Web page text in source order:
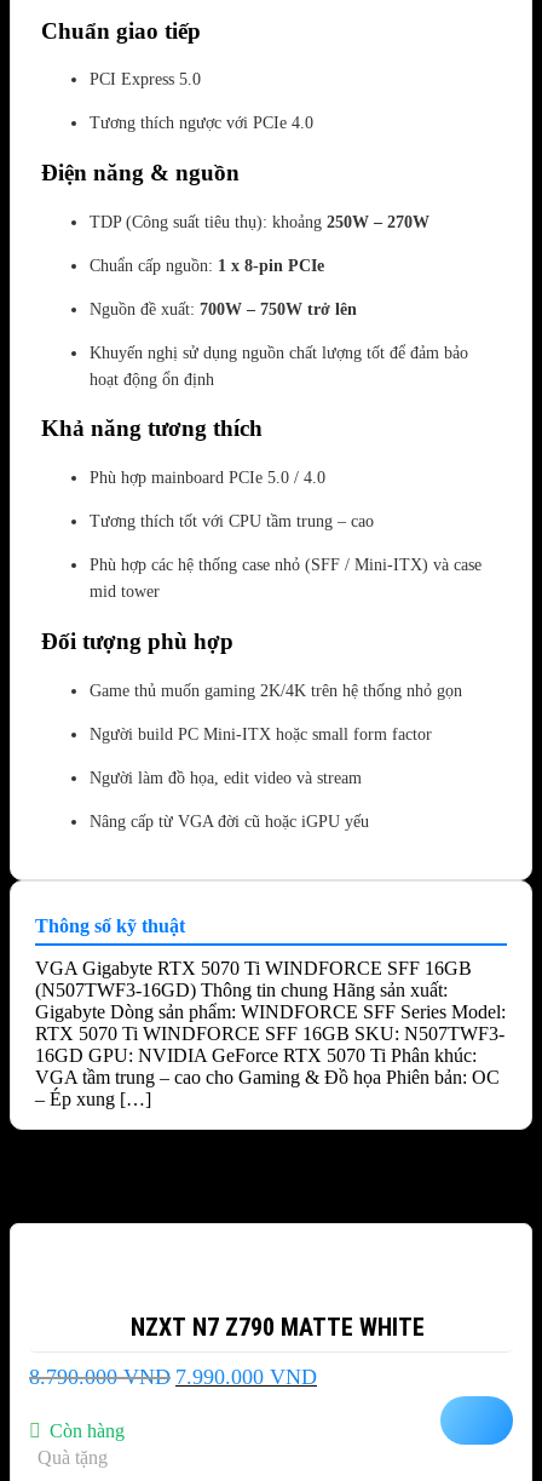
Chuẩn giao tiếp
PCI Express 5.0
Tương thích ngược với PCIe 4.0
Điện năng & nguồn
TDP (Công suất tiêu thụ): khoảng 250W – 270W
Chuẩn cấp nguồn: 1 x 8-pin PCIe
Nguồn đề xuất: 700W – 750W trở lên
Khuyến nghị sử dụng nguồn chất lượng tốt để đảm bảo
hoạt động ổn định
Khả năng tương thích
Phù hợp mainboard PCIe 5.0 / 4.0
Tương thích tốt với CPU tầm trung – cao
Phù hợp các hệ thống case nhỏ (SFF / Mini-ITX) và case
mid tower
Đối tượng phù hợp
Game thủ muốn gaming 2K/4K trên hệ thống nhỏ gọn
Người build PC Mini-ITX hoặc small form factor
Người làm đồ họa, edit video và stream
Nâng cấp từ VGA đời cũ hoặc iGPU yếu
Thông số kỹ thuật
VGA Gigabyte RTX 5070 Ti WINDFORCE SFF 16GB
(N507TWF3-16GD) Thông tin chung Hãng sản xuất:
Gigabyte Dòng sản phẩm: WINDFORCE SFF Series Model:
RTX 5070 Ti WINDFORCE SFF 16GB SKU: N507TWF3-
16GD GPU: NVIDIA GeForce RTX 5070 Ti Phân khúc:
VGA tầm trung – cao cho Gaming & Đồ họa Phiên bản: OC
– Ép xung […]
NZXT N7 Z790 MATTE WHITE
8.790.000VND Giá
7.990.000 VNDGiá
Còn hàng
Quà tặng